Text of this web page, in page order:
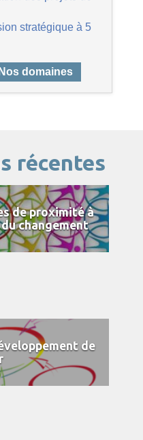
stratégique à 5
Nos domaines
récentes
de proximité à
changement
de